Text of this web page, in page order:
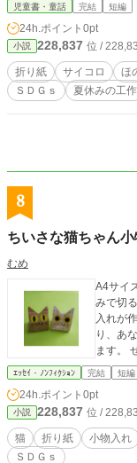
児童書・童話 完結 短編
24h.ポイント 0pt
小説 228,837 位 /
折り紙 サイコロ ほ
ＳＤＧｓ
夏休みの工作
8
ちいさな猫ちゃん小
むめ
A4サイ
みで切
入れが作れます。 机の上で
り、あ
ｴｯｾｲ・ﾉﾝﾌｨｸｼｮﾝ 完結 短編
24h.ポイント 0pt
小説 228,837 位 /
猫 折り紙 小物入れ
ＳＤＧｓ